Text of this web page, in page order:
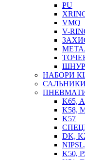
ПІСТОЛЕТИ
НАСОСИ ТА
НАГНІТАЧІ
МУФТИ
МАСЛЯНКИ,
ПРЕС-МАСЛЯНКИ
ШЛАНГИ, ТРУБКИ
ШПРИЦИ
PU
VMQ
V-
НАБОРИ
САЛЬНИКИ
K65,
K58,
K57
DK,
K50,